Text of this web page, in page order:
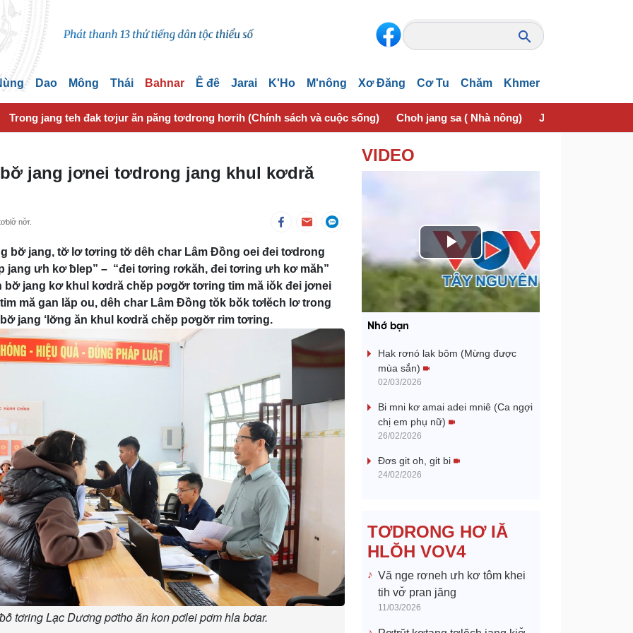
Dao Mông Thái Bahnar Ê đê Jarai K'Ho M'nông Xơ Đăng Cơ Tu Chăm Khmer
Trong jang teh đak tơjur ăn păng tơdrong hơrih (Chính sách và cuộc sống) Choh jang sa ( Nhà nông) Jơhngơ̆m pran
jang jơnei tơdrong jang khul kơdră
nơ̆r.
bơ̆ jang, tơ̆ lơ tơring tơ̆ dêh char Lâm Đồng oei đei tơdrong
jang ưh kơ ƀlep” – “đei tơring rơkăh, đei tơring ưh kơ măh”
bơ̆ jang kơ khul kơdră chĕp pơgơ̆r tơring tim mă iŏk đei jơnei
mă gan lăp ou, dêh char Lâm Đồng tŏk bŏk tơlĕch lơ trong
jang ‘lơ̆ng ăn khul kơdră chĕp pơgơ̆r rim tơring.
tơring Lạc Dương pơtho ăn kon pơlei pơm hla bơar.
VIDEO
P
l
y
i
Nhớ bạn
Hak rơnó lak bôm (Mừng được
mùa sắn)
02/03/2026
Bi mni kơ amai adei mniê (Ca ngợi
chị em phụ nữ)
26/02/2026
Đơs git oh, git bi
24/02/2026
TƠDRONG HƠ IĂ
HLŎH VOV4
Vă nge rơneh ưh kơ tôm khei
tih vơ̆ pran jăng
11/03/2026